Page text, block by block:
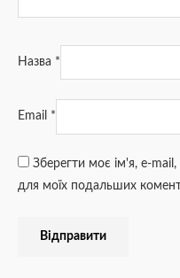
Назва *
Email *
Зберегти моє ім'я, e-
для моїх подальших